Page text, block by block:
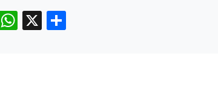
Facebook
WhatsApp
X